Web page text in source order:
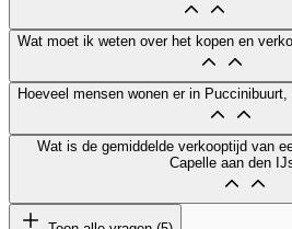
Wat moet ik weten over het kopen en
Hoeveel mensen wonen er in
Wat is de gemiddelde verkooptijd van
Capelle aan den